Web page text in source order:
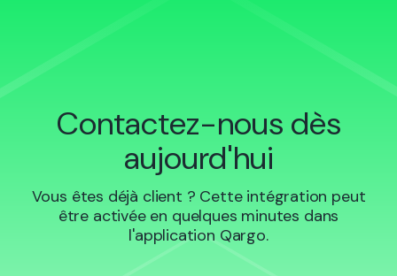
Contactez-nous dès
aujourd'hui
Vous êtes déjà client ? Cette intégration peut
être activée en quelques minutes dans
l'application Qargo.